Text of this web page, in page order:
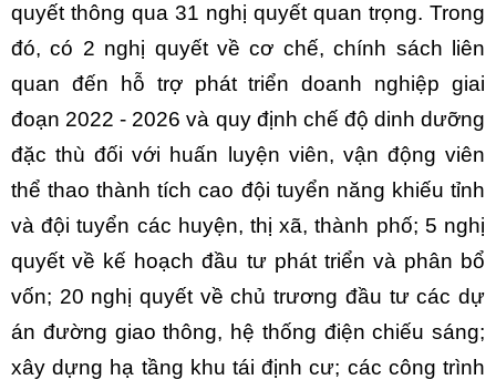
quyết thông qua 31 nghị quyết quan trọng. Trong
đó, có 2 nghị quyết về cơ chế, chính sách liên
quan đến hỗ trợ phát triển doanh nghiệp giai
đoạn 2022 - 2026 và quy định chế độ dinh dưỡng
đặc thù đối với huấn luyện viên, vận động viên
thể thao thành tích cao đội tuyển năng khiếu tỉnh
và đội tuyển các huyện, thị xã, thành phố; 5 nghị
quyết về kế hoạch đầu tư phát triển và phân bổ
vốn; 20 nghị quyết về chủ trương đầu tư các dự
án đường giao thông, hệ thống điện chiếu sáng;
xây dựng hạ tầng khu tái định cư; các công trình